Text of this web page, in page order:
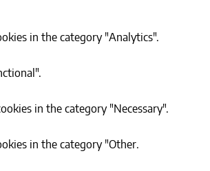
in the category "Analytics".
in the category "Necessary".
in the category "Other.